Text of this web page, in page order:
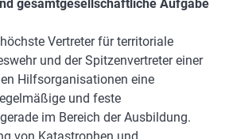
gesamtgesellschaftliche Aufgabe
Vertreter für territoriale
und der Spitzenvertreter einer
Hilfsorganisationen eine
und feste
im Bereich der Ausbildung.
von Katastrophen und